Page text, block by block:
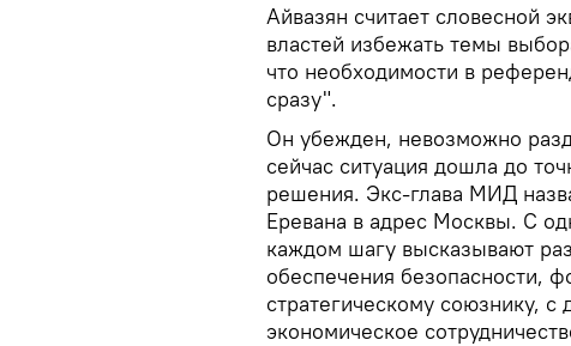
Айвазян считает словесной
властей избежать темы
что необходимости в
сразу".
Он убежден, невозможно
сейчас ситуация дошла до
решения. Экс-глава МИД
Еревана в адрес Москвы. С
каждом шагу высказывают
обеспечения безопасности,
стратегическому союзнику, с
экономическое